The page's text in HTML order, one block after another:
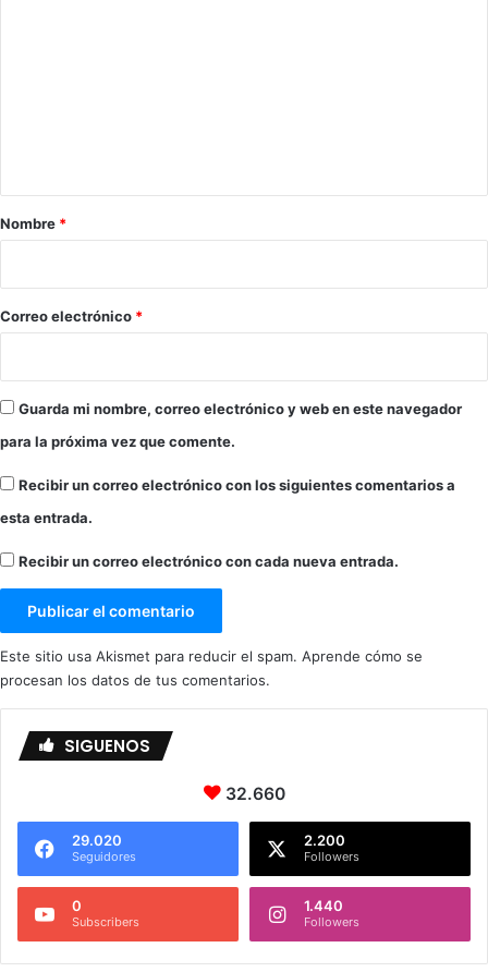
r
*
Nombre *
Correo electrónico *
Guarda mi nombre, correo electrónico y web en este navegador
para la próxima vez que comente.
Recibir un correo electrónico con los siguientes comentarios a
esta entrada.
Recibir un correo electrónico con cada nueva entrada.
Este sitio usa Akismet para reducir el spam. Aprende cómo se
procesan los datos de tus comentarios.
SIGUENOS
32.660
29.020
Seguidores
2.200
Followers
0
Subscribers
1.440
Followers